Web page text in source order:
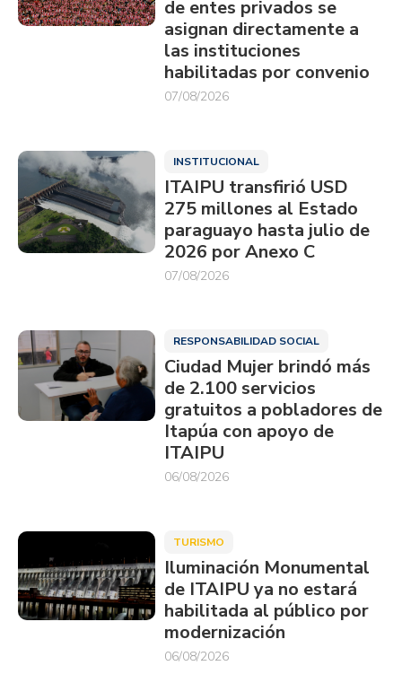
de entes privados se
asignan directamente a
las instituciones
habilitadas por convenio
07/08/2026
INSTITUCIONAL
ITAIPU transfirió USD
275 millones al Estado
paraguayo hasta julio de
2026 por Anexo C
07/08/2026
RESPONSABILIDAD SOCIAL
Ciudad Mujer brindó más
de 2.100 servicios
gratuitos a pobladores de
Itapúa con apoyo de
ITAIPU
06/08/2026
TURISMO
Iluminación Monumental
de ITAIPU ya no estará
habilitada al público por
modernización
06/08/2026